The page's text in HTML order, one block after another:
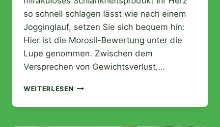
so schnell schlagen lässt wie nach einem
Jogginglauf, setzen Sie sich bequem hin:
Hier ist die Morosil-Bewertung unter die
Lupe genommen. Zwischen dem
Versprechen von Gewichtsverlust,…
WEITERLESENMOROSIL
WIE